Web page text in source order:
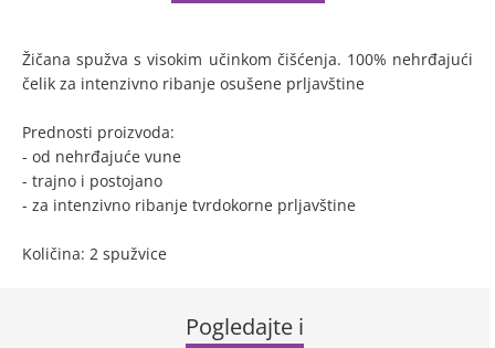
Žičana spužva s visokim učinkom čišćenja. 100% nehrđajući
čelik za intenzivno ribanje osušene prljavštine
Prednosti proizvoda:
- od nehrđajuće vune
- trajno i postojano
- za intenzivno ribanje tvrdokorne prljavštine
Količina: 2 spužvice
Pogledajte i